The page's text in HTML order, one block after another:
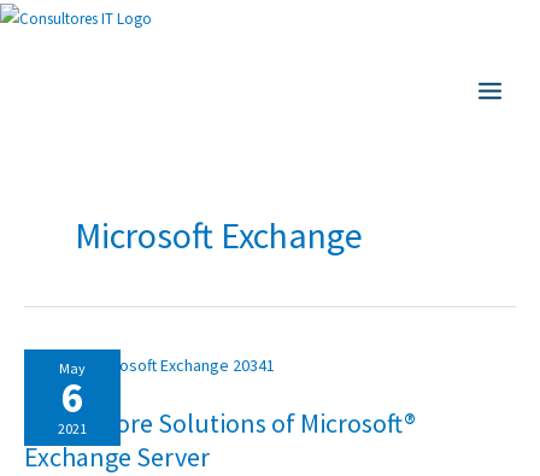
Ir
MENU
Microsoft Exchange
May
6
2021
20341: Core Solutions of Microsoft®
Exchange Server
20341:
CORE
SOLUTIONS
OF
MICROSOFT®
EXCHANGE
SERVER